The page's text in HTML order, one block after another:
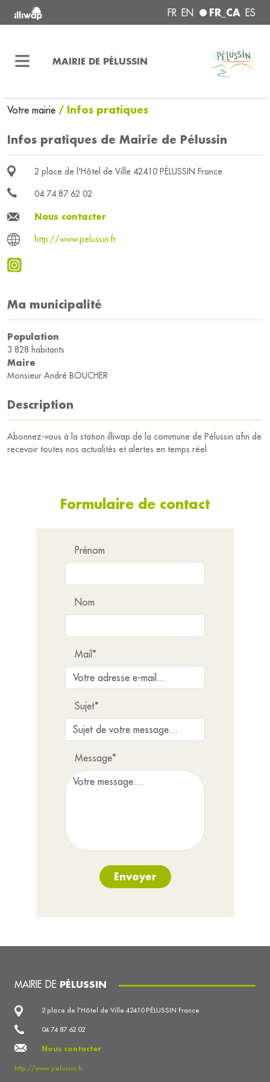
FR EN FR_CA ES
MAIRIE DE PÉLUSSIN
Votre mairie / Infos pratiques
Infos pratiques de Mairie de Pélussin
2 place de l'Hôtel de Ville 42410 PÉLUSSIN France
04 74 87 62 02
Nous contacter
http://www.pelussin.fr
Ma municipalité
Population
3 828 habitants
Maire
Monsieur André BOUCHER
Description
Abonnez-vous à la station illiwap de la commune de Pélussin afin de
recevoir toutes nos actualités et alertes en temps réel.
Formulaire de contact
Prénom
Nom
Mail*
Sujet*
Message*
Envoyer
MAIRIE DE PÉLUSSIN
2 place de l'Hôtel de Ville 42410 PÉLUSSIN France
04 74 87 62 02
Nous contacter
http://www.pelussin.fr